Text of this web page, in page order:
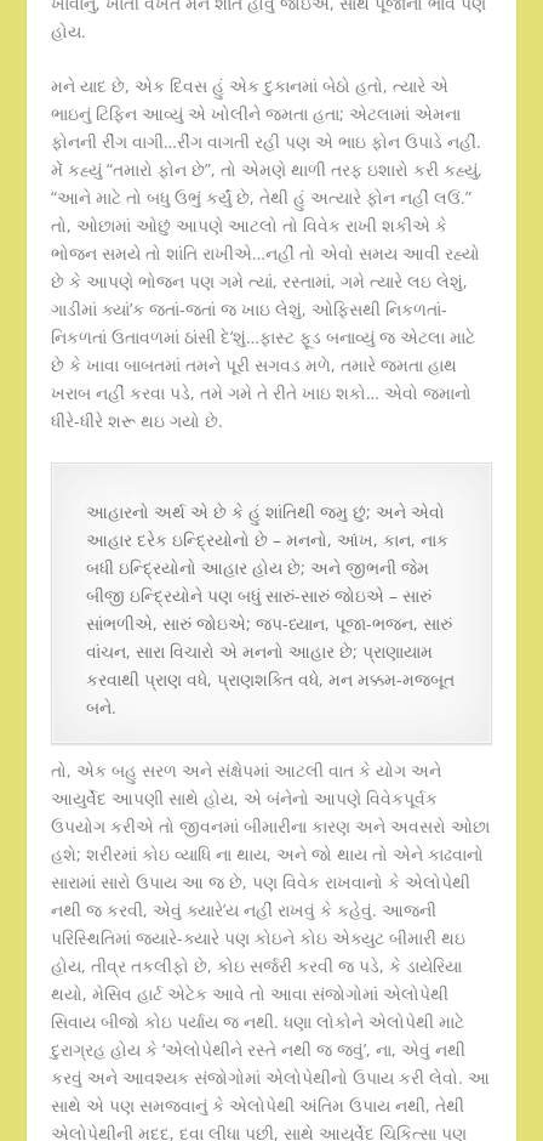
હોય.
મને યાદ છે, એક દિવસ હું એક દુકાનમાં બેઠો હતો, ત્યારે એ
ભાઇનું ટિફિન આવ્યું એ ખોલીને જમતા હતા; એટલામાં એમના
ફોનની રીંગ વાગી…રીંગ વાગતી રહી પણ એ ભાઇ ફોન ઉપાડે નહીં.
મેં કહ્યું “તમારો ફોન છે”, તો એમણે થાળી તરફ ઇશારો કરી કહ્યું,
“આને માટે તો બધુ ઉભું કર્યું છે, તેથી હું અત્યારે ફોન નહીં લઉં.”
તો, ઓછામાં ઓછું આપણે આટલો તો વિવેક રાખી શકીએ કે
ભોજન સમયે તો શાંતિ રાખીએ…નહીં તો એવો સમય આવી રહ્યો
છે કે આપણે ભોજન પણ ગમે ત્યાં, રસ્તામાં, ગમે ત્યારે લઇ લેશું,
ગાડીમાં ક્યાં’ક જતાં-જતાં જ ખાઇ લેશું, ઓફિસથી નિકળતાં-
નિકળતાં ઉતાવળમાં ઠાંસી દે’શું…ફાસ્ટ ફૂડ બનાવ્યું જ એટલા માટે
છે કે ખાવા બાબતમાં તમને પૂરી સગવડ મળે, તમારે જમતા હાથ
ખરાબ નહીં કરવા પડે, તમે ગમે તે રીતે ખાઇ શકો… એવો જમાનો
ધીરે-ધીરે શરૂ થઇ ગયો છે.
આહારનો અર્થ એ છે કે હું શાંતિથી જમુ છું; અને એવો
આહાર દરેક ઇન્દ્રિયોનો છે – મનનો, આંખ, કાન, નાક
બધી ઇન્દ્રિયોનો આહાર હોય છે; અને જીભની જેમ
બીજી ઇન્દ્રિયોને પણ બધું સારું-સારું જોઇએ – સારું
સાંભળીએ, સારું જોઇએ; જપ-ધ્યાન, પૂજા-ભજન, સારું
વાંચન, સારા વિચારો એ મનનો આહાર છે; પ્રાણાયામ
કરવાથી પ્રાણ વધે, પ્રાણશક્તિ વધે, મન મક્કમ-મજબૂત
બને.
તો, એક બહુ સરળ અને સંક્ષેપમાં આટલી વાત કે યોગ અને
આયુર્વેદ આપણી સાથે હોય, એ બંનેનો આપણે વિવેકપૂર્વક
ઉપયોગ કરીએ તો જીવનમાં બીમારીના કારણ અને અવસરો ઓછા
હશે; શરીરમાં કોઇ વ્યાધિ ના થાય, અને જો થાય તો એને કાઢવાનો
સારામાં સારો ઉપાય આ જ છે, પણ વિવેક રાખવાનો કે એલોપેથી
નથી જ કરવી, એવું ક્યારે’ય નહીં રાખવું કે કહેવું. આજની
પરિસ્થિતિમાં જ્યારે-ક્યારે પણ કોઇને કોઇ એક્યુટ બીમારી થઇ
હોય, તીવ્ર તકલીફો છે, કોઇ સર્જરી કરવી જ પડે, કે ડાયેરિયા
થયો, મેસિવ હાર્ટ એટેક આવે તો આવા સંજોગોમાં એલોપેથી
સિવાય બીજો કોઇ પર્યાય જ નથી. ધણા લોકોને એલોપેથી માટે
દુરાગ્રહ હોય કે ‘એલોપેથીને રસ્તે નથી જ જવું’, ના, એવું નથી
કરવું અને આવશ્યક સંજોગોમાં એલોપેથીનો ઉપાય કરી લેવો. આ
સાથે એ પણ સમજવાનું કે એલોપેથી અંતિમ ઉપાય નથી, તેથી
એલોપેથીની મદદ, દવા લીધા પછી, સાથે આયુર્વેદ ચિકિત્સા પણ